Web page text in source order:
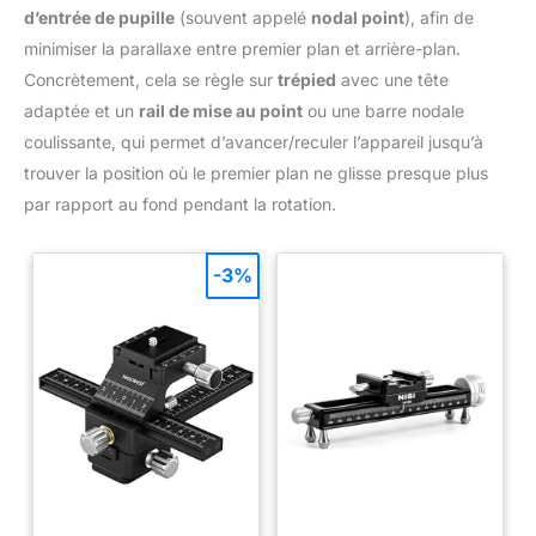
d’entrée de pupille (souvent appelé nodal point), afin de
minimiser la parallaxe entre premier plan et arrière-plan.
Concrètement, cela se règle sur trépied avec une tête
adaptée et un rail de mise au point ou une barre nodale
coulissante, qui permet d’avancer/reculer l’appareil jusqu’à
trouver la position où le premier plan ne glisse presque plus
par rapport au fond pendant la rotation.
-3%